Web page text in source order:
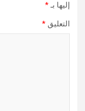
إليها بـ*
التعليق *